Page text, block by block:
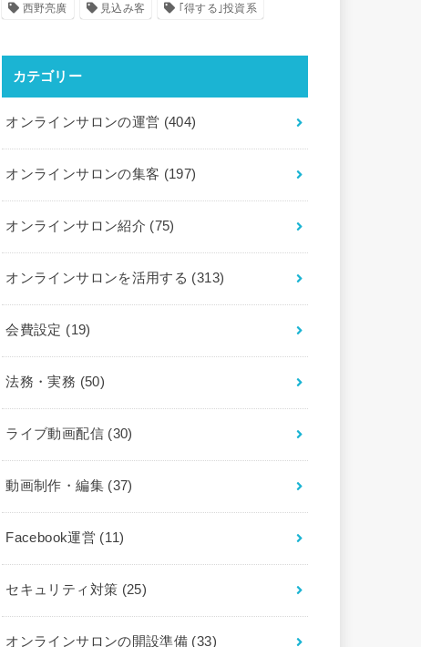
西野亮廣 見込み客 ｢得する｣投資系
カテゴリー
オンラインサロンの運営 (404)
オンラインサロンの集客 (197)
オンラインサロン紹介 (75)
オンラインサロンを活用する (313)
会費設定 (19)
法務・実務 (50)
ライブ動画配信 (30)
動画制作・編集 (37)
Facebook運営 (11)
セキュリティ対策 (25)
オンラインサロンの開設準備 (33)